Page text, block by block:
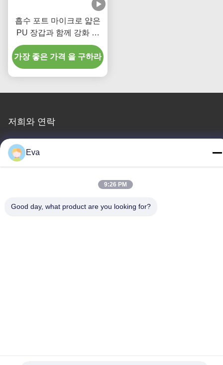
흡수 포트 마이크로 얇은
PU 장갑과 함께 강화 한
일회용 내막관
가장 좋은 가격 을 구하라
저희와 연락
MCREAT (GUANGZHOU) BIO-TECH
CO.,LTD
irina@mcreatmedical.com
Eva
9:26 PM
Good day, what product are you looking for?